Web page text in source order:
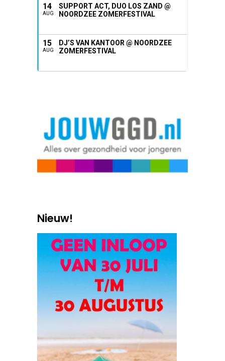
14
AUG
SUPPORT ACT, DUO LOS ZAND @
NOORDZEE ZOMERFESTIVAL
15
AUG
DJ’S VAN KANTOOR @ NOORDZEE
ZOMERFESTIVAL
Nieuw!